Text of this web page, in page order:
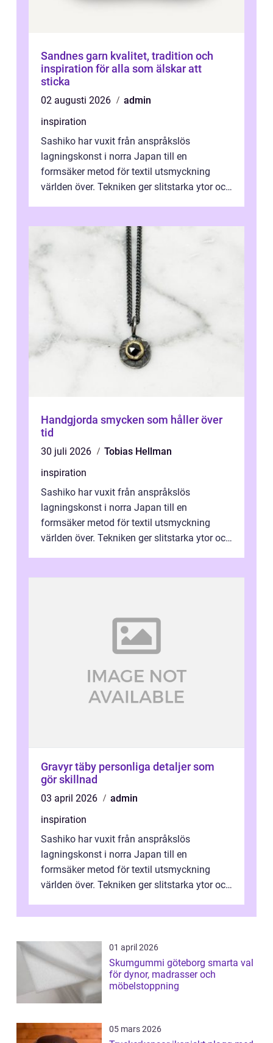
Sandnes garn kvalitet, tradition och
inspiration för alla som älskar att
sticka
02 augusti 2026
admin
inspiration
Sashiko har vuxit från anspråkslös
lagningskonst i norra Japan till en
formsäker metod för textil utsmyckning
världen över. Tekniken ger slitstarka ytor och
Handgjorda smycken som håller över
tid
30 juli 2026
Tobias Hellman
inspiration
Sashiko har vuxit från anspråkslös
lagningskonst i norra Japan till en
formsäker metod för textil utsmyckning
världen över. Tekniken ger slitstarka ytor och
Gravyr täby personliga detaljer som
gör skillnad
03 april 2026
admin
inspiration
Sashiko har vuxit från anspråkslös
lagningskonst i norra Japan till en
formsäker metod för textil utsmyckning
världen över. Tekniken ger slitstarka ytor och
01 april 2026
Skumgummi göteborg smarta val
för dynor, madrasser och
möbelstoppning
05 mars 2026